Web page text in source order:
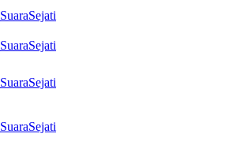
SuaraSejati
SuaraSejati
SuaraSejati
SuaraSejati